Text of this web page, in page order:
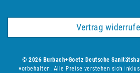
Vertrag
© 2026 Burbach+Goetz Deutsche
vorbehalten. Alle Preise verstehen sich